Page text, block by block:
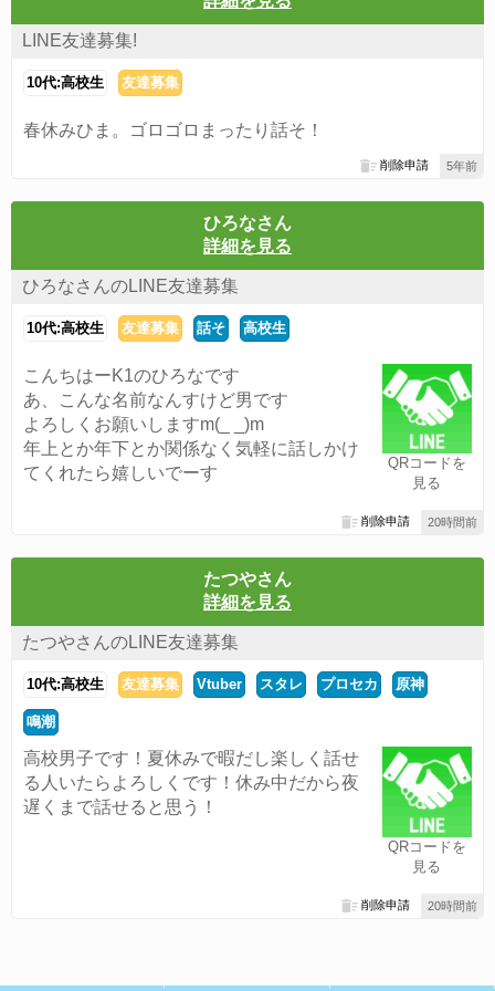
LINE友達募集!
10代:高校生 友達募集
春休みひま。ゴロゴロまったり話そ！
5年前
削除申請
ひろなさん
詳細を見る
ひろなさんのLINE友達募集
10代:高校生 友達募集 話そ 高校生
QRコードを
見る
こんちはーK1のひろなです
あ、こんな名前なんすけど男です
よろしくお願いしますm(_ _)m
年上とか年下とか関係なく気軽に話しかけ
てくれたら嬉しいでーす
20時間前
削除申請
たつやさん
詳細を見る
たつやさんのLINE友達募集
10代:高校生 友達募集 Vtuber スタレ プロセカ 原神
鳴潮
QRコードを
見る
高校男子です！夏休みで暇だし楽しく話せ
る人いたらよろしくです！休み中だから夜
遅くまで話せると思う！
20時間前
削除申請